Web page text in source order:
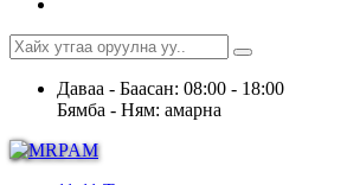
Даваа - Баасан: 08:00 - 18:00
Бямба - Ням: амарна